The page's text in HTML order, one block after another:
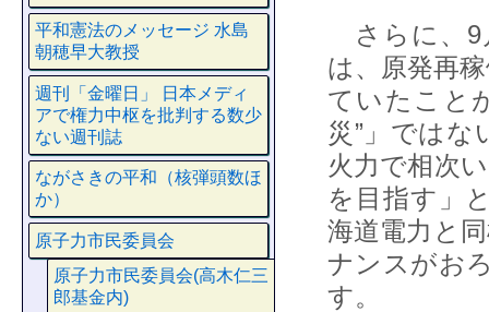
さらに、9
は、原発再
ていたこと
災”」ではな
火力で相次
を目指す」
海道電力と
ナンスがお
す。
平和憲法のメッセージ 水島
朝穂早大教授
週刊「金曜日」 日本メディ
アで権力中枢を批判する数少
ない週刊誌
ながさきの平和（核弾頭数ほ
か）
原子力市民委員会
原子力市民委員会(高木仁三
郎基金内)